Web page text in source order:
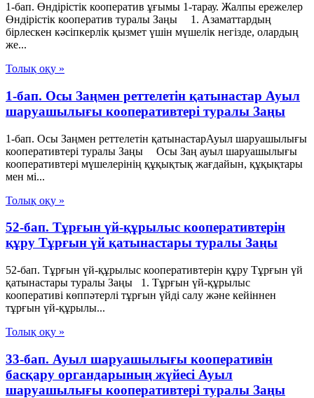
1-бап. Өндiрiстiк кооператив ұғымы 1-тарау. Жалпы ережелер
Өндiрiстiк кооператив туралы Заңы 1. Азаматтардың
бiрлескен кәсiпкерлiк қызмет үшiн мүшелiк негiзде, олардың
же...
Толық оқу »
1-бап. Осы Заңмен реттелетін қатынастар Ауыл
шаруашылығы кооперативтері туралы Заңы
1-бап. Осы Заңмен реттелетін қатынастарАуыл шаруашылығы
кооперативтері туралы Заңы Осы Заң ауыл шаруашылығы
кооперативтері мүшелерінің құқықтық жағдайын, құқықтары
мен мі...
Толық оқу »
52-бап. Тұрғын үй-құрылыс кооперативтерін
құру Тұрғын үй қатынастары туралы Заңы
52-бап. Тұрғын үй-құрылыс кооперативтерін құру Тұрғын үй
қатынастары туралы Заңы 1. Тұрғын үй-құрылыс
кооперативі көппәтерлі тұрғын үйді салу және кейіннен
тұрғын үй-құрылы...
Толық оқу »
33-бап. Ауыл шаруашылығы кооперативін
басқару органдарының жүйесі Ауыл
шаруашылығы кооперативтері туралы Заңы